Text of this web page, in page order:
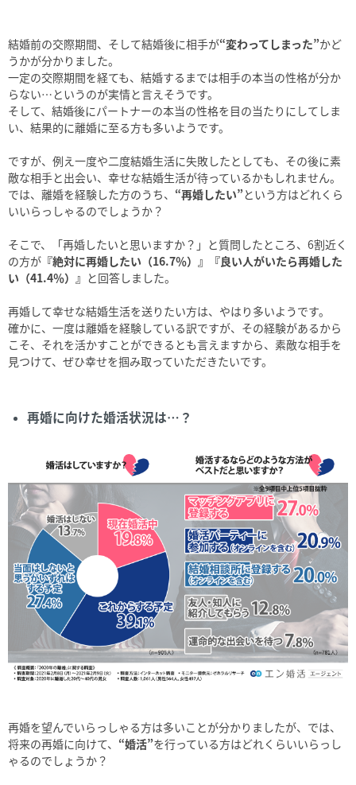
結婚前の交際期間、そして結婚後に相手が“変わってしまった”かど
うかが分かりました。
一定の交際期間を経ても、結婚するまでは相手の本当の性格が分か
らない…というのが実情と言えそうです。
そして、結婚後にパートナーの本当の性格を目の当たりにしてしま
い、結果的に離婚に至る方も多いようです。
ですが、例え一度や二度結婚生活に失敗したとしても、その後に素
敵な相手と出会い、幸せな結婚生活が待っているかもしれません。
では、離婚を経験した方のうち、 “再婚したい” という方はどれくら
いいらっしゃるのでしょうか？
そこで、「再婚したいと思いますか？」と質問したところ、6割近く
の方が 『絶対に再婚したい（16.7％）』『良い人がいたら再婚した
い（41.4％）』 と回答しました。
再婚して幸せな結婚生活を送りたい方は、やはり多いようです。
確かに、一度は離婚を経験している訳ですが、その経験があるから
こそ、それを活かすことができるとも言えますから、素敵な相手を
見つけて、ぜひ幸せを掴み取っていただきたいです。
再婚に向けた婚活状況は…？
再婚を望んでいらっしゃる方は多いことが分かりましたが、では、
将来の再婚に向けて、 “婚活”を行っている方はどれくらいいらっし
ゃるのでしょうか？